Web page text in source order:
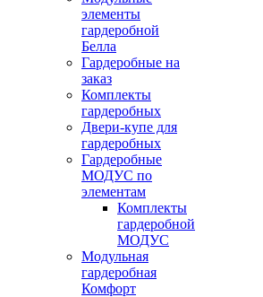
элементы
гардеробной
Белла
Гардеробные на
заказ
Комплекты
гардеробных
Двери-купе для
гардеробных
Гардеробные
МОДУС по
элементам
Комплекты
гардеробной
МОДУС
Модульная
гардеробная
Комфорт